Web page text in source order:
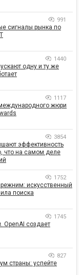
991
сигналы рынка по
1440
одну и ту же
1117
жюри
3854
эффективность
что на самом деле
1752
искусственный
поиска
1745
OpenAI создает
827
страны: успейте